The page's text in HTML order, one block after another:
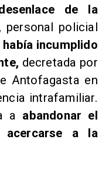
de la
personal policial
incumplido
decretada por
Antofagasta en
intrafamiliar.
a abandonar el
a la